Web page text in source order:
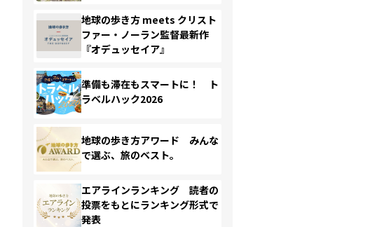
地球の歩き方 meets クリスト
ファー・ノーラン監督最新作
『オデュッセイア』
準備も滞在もスマートに！ ト
ラベルハック2026
地球の歩き方アワード みんな
で選ぶ、旅のベスト。
エアラインランキング 読者の
投票をもとにランキング形式で
発表